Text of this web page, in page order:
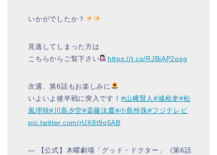
いかがでしたか？
見逃してしまった方は
こちらからご覧下さい
https://t.co/RJBjAP2osg
次週、第6話もお楽しみに
いよいよ後半戦に突入です！ #山﨑賢人#城桧吏#松
風理咲#川島夕空#斎藤汰鷹#小島怜珠#フジテレビ
pic.twitter.com/rUX8t9q5AB
— 【公式】木曜劇場「グッド・ドクター」《第6話